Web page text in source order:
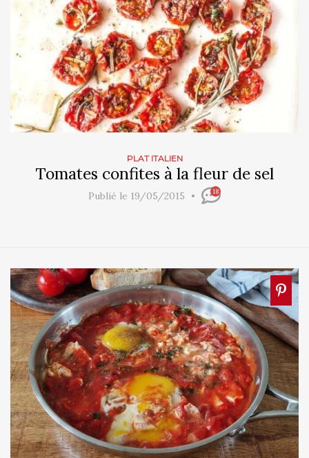
PLAT ITALIEN
Tomates confites à la fleur de sel
Publié le 19/05/2015 18